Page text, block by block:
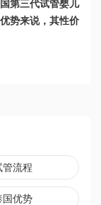
第三代试管婴儿
势来说，其性价
管流程
国优势